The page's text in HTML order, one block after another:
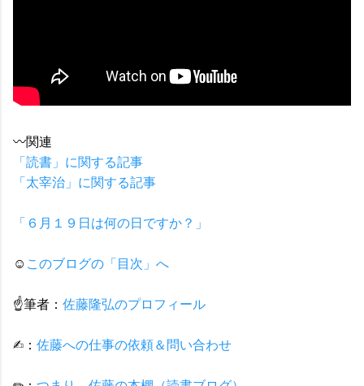
〰関連
「読書」に関する記事
「太宰治」に関する記事
「６月１９日は何の日ですか？」
☺ このブログの「目次」へ
☝筆者： 佐藤隆弘のプロフィール
✍︎： 佐藤への仕事の依頼＆問い合わせ